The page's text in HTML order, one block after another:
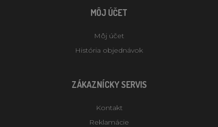
MÔJ ÚČET
Môj účet
História objednávok
ZÁKAZNÍCKY SERVIS
Kontakt
Reklamácie